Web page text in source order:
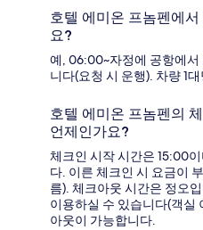
호텔 에미온 프놈펜에
요?
예, 06:00~자정에 공항에
니다(요청 시 운행). 차량 1
호텔 에미온 프놈펜의
언제인가요?
체크인 시작 시간은 15:00
다. 이른 체크인 시 요금이
름). 체크아웃 시간은 정오
이용하실 수 있습니다(객실
아웃이 가능합니다.